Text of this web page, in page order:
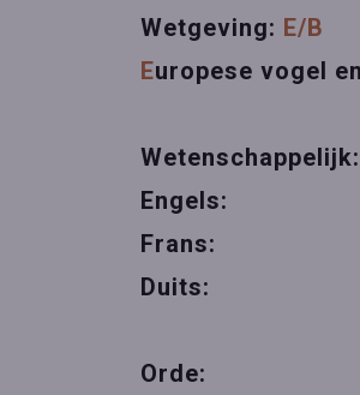
Wetgeving: E/B
Europese vogel
Engels:
Frans:
Duits:
Orde: